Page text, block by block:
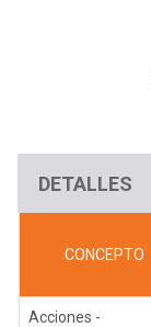
DETALLES
CONCEPTO
Acciones -